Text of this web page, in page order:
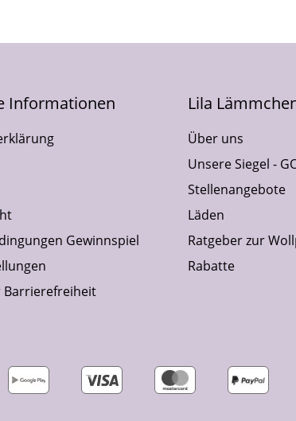
Informationen
Gewinnspiel
Barrierefreiheit
Lila
Über uns
Unsere Siegel -
Stellenangebote
Läden
Ratgeber zur
Rabatte